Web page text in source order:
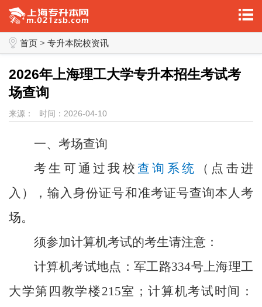
首页 > 专升本院校资讯
2026年上海理工大学专升本招生考试考
场查询
来源： 时间：2026-04-10
一、考场查询
考生可通过我校 查询系统
（点击进
入），输入身份证号和准考证号查询本人考
场。
须参加计算机考试的考生请注意：
计算机考试地点：军工路334号上海理工
大学第四教学楼215室；计算机考试时间：